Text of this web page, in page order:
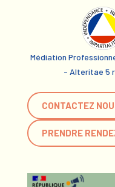
Médiation
- Alteritae 5
CONTACTEZ
PRENDRE